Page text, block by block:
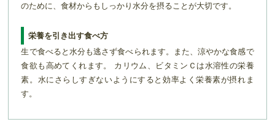
のために、食材からもしっかり水分を摂ることが大切です。
栄養を引き出す食べ方
生で食べると水分も逃さず食べられます。また、涼やかな食感で
食欲も高めてくれます。 カリウム、ビタミンＣは水溶性の栄養
素。水にさらしすぎないようにすると効率よく栄養素が摂れま
す。